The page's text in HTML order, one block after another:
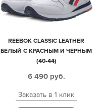
REEBOK CLASSIC LEATHER
БЕЛЫЙ С КРАСНЫМ И ЧЕРНЫМ
(40-44)
6 490 руб.
Заказать в 1 клик